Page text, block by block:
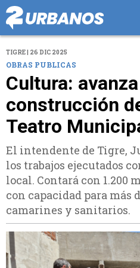
TIGRE | 26 DIC 2025
OBRAS PUBLICAS
Cultura:
construcción
Teatro
El intendente de Tigre,
los trabajos ejecutados
local. Contará con 1.200
con capacidad para más
camarines y sanitarios.